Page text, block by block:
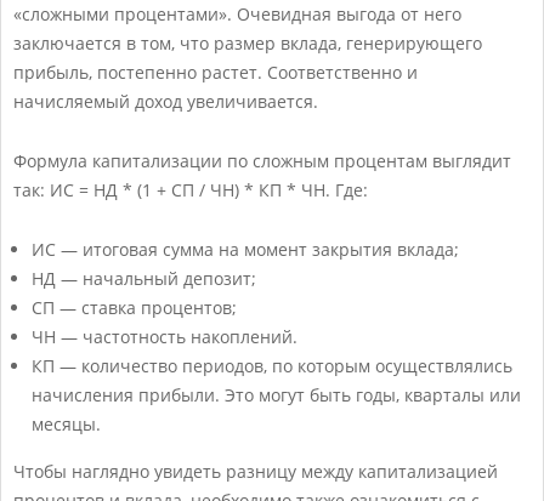
«сложными процентами». Очевидная выгода от него
заключается в том, что размер вклада, генерирующего
прибыль, постепенно растет. Соответственно и
начисляемый доход увеличивается.
Формула капитализации по сложным процентам выглядит
так: ИС = НД * (1 + СП / ЧН) * КП * ЧН. Где:
ИС — итоговая сумма на момент закрытия вклада;
НД — начальный депозит;
СП — ставка процентов;
ЧН — частотность накоплений.
КП — количество периодов, по которым осуществлялись
начисления прибыли. Это могут быть годы, кварталы или
месяцы.
Чтобы наглядно увидеть разницу между капитализацией